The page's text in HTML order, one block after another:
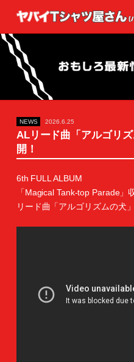
NEWS 2026.6.25
ALリード曲「アルゴリ
開！
6th FULL ALBUM
「Magical Tank-top Parade」
リード曲「アルゴリズムの犬